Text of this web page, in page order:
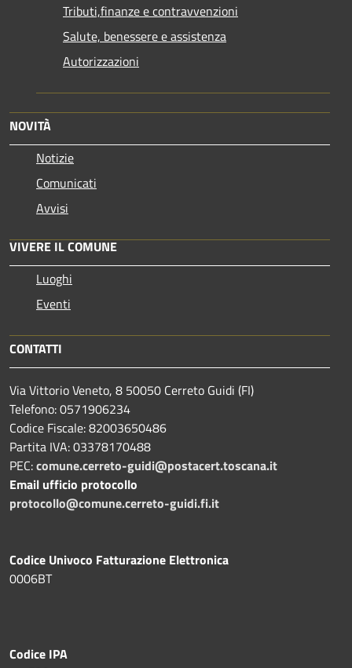
Tributi,finanze e contravvenzioni
Salute, benessere e assistenza
Autorizzazioni
NOVITÀ
Notizie
Comunicati
Avvisi
VIVERE IL COMUNE
Luoghi
Eventi
CONTATTI
Via Vittorio Veneto, 8 50050 Cerreto Guidi (FI)
Telefono: 0571906234
Codice Fiscale: 82003650486
Partita IVA: 03378170488
PEC:comune.cerreto-guidi@postacert.toscana.it
Email ufficio protocollo
protocollo@comune.cerreto-guidi.fi.it
Codice Univoco Fatturazione Elettronica
0006BT
Codice IPA